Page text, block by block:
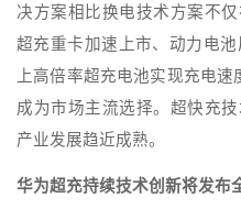
决方案相比换电技术方案不
超充重卡加速上市、动力电
上高倍率超充电池实现充电
成为市场主流选择。超快充
产业发展趋近成熟。
华为超充持续技术创新将发布